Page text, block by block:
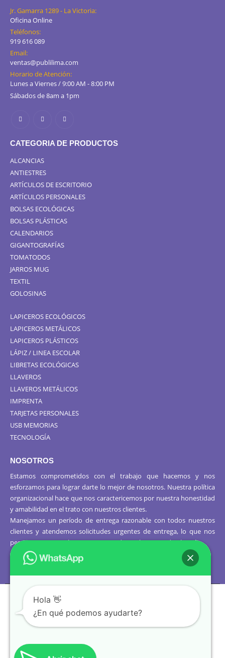
Jr. Gamarra 1289 - La Victoria:
Oficina Online
Teléfonos:
919 616 089
Email:
ventas@publilima.com
Horario de Atención:
Lunes a Viernes / 9:00 AM - 8:00 PM
Sábados de 8am a 1pm
CATEGORIA DE PRODUCTOS
ALCANCIAS
ANTIESTRES
ARTÍCULOS DE ESCRITORIO
ARTÍCULOS PERSONALES
BOLSAS ECOLÓGICAS
BOLSAS PLÁSTICAS
CALENDARIOS
GIGANTOGRAFÍAS
TOMATODOS
JARROS MUG
TEXTIL
GOLOSINAS
LAPICEROS ECOLÓGICOS
LAPICEROS METÁLICOS
LAPICEROS PLÁSTICOS
LÁPIZ / LINEA ESCOLAR
LIBRETAS ECOLÓGICAS
LLAVEROS
LLAVEROS METÁLICOS
IMPRENTA
TARJETAS PERSONALES
USB MEMORIAS
TECNOLOGÍA
NOSOTROS
Estamos comprometidos con el trabajo que hacemos y nos
esforzamos para lograr darte lo mejor de nosotros. Nuestra política
organizacional hace que nos caractericemos por nuestra honestidad
y amabilidad en el trato con nuestros clientes.
Manejamos un período de entrega razonable con todos nuestros
clientes y atendemos solicitudes urgentes de entrega, lo que nos
permite ser puntuales con nuestros despachos en todo el Perú..
derechos reservados.
Hola 👋
¿En qué podemos ayudarte?